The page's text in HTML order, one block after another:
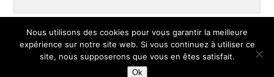
Copyright © 2026Pontt Tous droits réservés.
Thème : Catch Evolution par
Nous utilisons des cookies pour vous garantir la meilleure
expérience sur notre site web. Si vous continuez à utiliser ce
site, nous supposerons que vous en êtes satisfait.
Ok